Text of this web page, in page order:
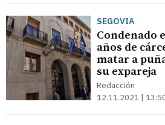
SEGOVIA
Condenado
años de
matar a
su expareja
Redacción
12.11.2021 |